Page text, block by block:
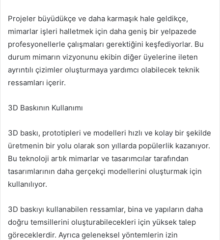
Projeler büyüdükçe ve daha karmaşık hale geldikçe,
mimarlar işleri halletmek için daha geniş bir yelpazede
profesyonellerle çalışmaları gerektiğini keşfediyorlar. Bu
durum mimarın vizyonunu ekibin diğer üyelerine ileten
ayrıntılı çizimler oluşturmaya yardımcı olabilecek teknik
ressamları içerir.
3D Baskının Kullanımı
3D baskı, prototipleri ve modelleri hızlı ve kolay bir şekilde
üretmenin bir yolu olarak son yıllarda popülerlik kazanıyor.
Bu teknoloji artık mimarlar ve tasarımcılar tarafından
tasarımlarının daha gerçekçi modellerini oluşturmak için
kullanılıyor.
3D baskıyı kullanabilen ressamlar, bina ve yapıların daha
doğru temsillerini oluşturabilecekleri için yüksek talep
göreceklerdir. Ayrıca geleneksel yöntemlerin izin